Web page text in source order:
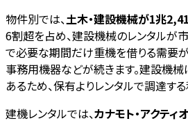
物件別では、土木・建設機械が1兆
6割超を占め、建設機械のレンタルが
で必要な期間だけ重機を借りる需要が
事務用機器などが続きます。建設機
あるため、保有よりレンタルで調達す
建機レンタルでは、カナモト・アクティ